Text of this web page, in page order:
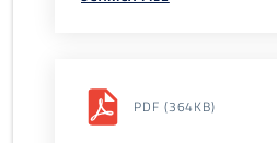
PDF (364KB)